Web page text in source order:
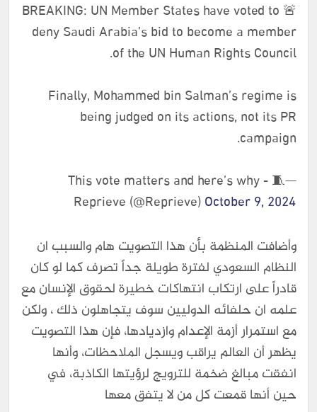
🚨 BREAKING: UN Member States have voted to
deny Saudi Arabia’s bid to become a member
of the UN Human Rights Council.
Finally, Mohammed bin Salman’s regime is
being judged on its actions, not its PR
campaign.
This vote matters and here’s why - 🧵—
Reprieve (@Reprieve)October 9, 2024
وأضافت المنظمة بأن هذا التصويت هام والسبب ان
النظام السعودي لفترة طويلة جداً تصرف كما لو كان
قادراً على ارتكاب انتهاكات خطيرة لحقوق الإنسان مع
علمه ان حلفائه الدوليين سوف يتجاهلون ذلك ، ولكن
مع استمرار أزمة الإعدام وازديادها، فإن هذا التصويت
يظهر أن العالم يراقب ويسجل الملاحظات، وأنها
انفقت مبالغ ضخمة للترويج لرؤيتها الكاذبة، في
حين أنها قمعت كل من لا يتفق معها